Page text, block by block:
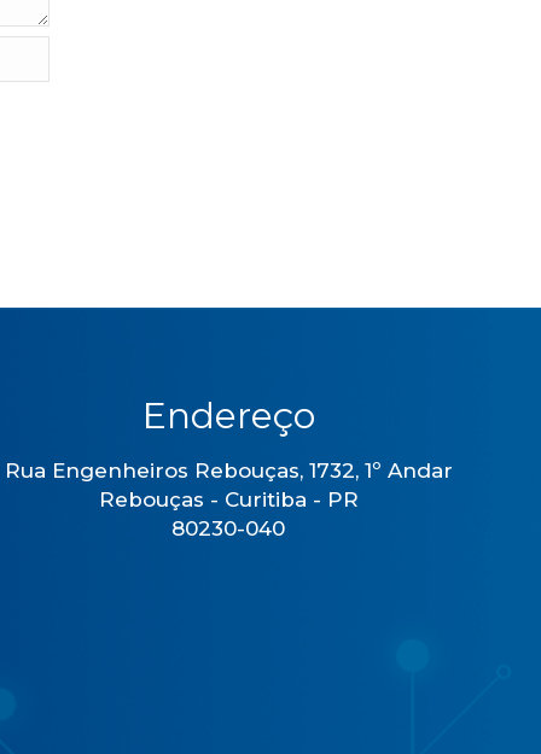
Endereço
Rua Engenheiros Rebouças, 1732, 1º Andar
Rebouças - Curitiba - PR
80230-040